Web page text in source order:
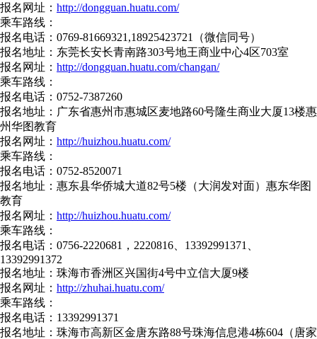
报名网址： http://dongguan.huatu.com/
乘车路线：
报名电话：0769-81669321,18925423721（微信同号）
报名地址：东莞长安长青南路303号地王商业中心4区703室
报名网址： http://dongguan.huatu.com/changan/
乘车路线：
报名电话：0752-7387260
报名地址：广东省惠州市惠城区麦地路60号隆生商业大厦13楼惠
州华图教育
报名网址： http://huizhou.huatu.com/
乘车路线：
报名电话：0752-8520071
报名地址：惠东县华侨城大道82号5楼（大润发对面）惠东华图
教育
报名网址： http://huizhou.huatu.com/
乘车路线：
报名电话：0756-2220681，2220816、13392991371、
13392991372
报名地址：珠海市香洲区兴国街4号中立信大厦9楼
报名网址： http://zhuhai.huatu.com/
乘车路线：
报名电话：13392991371
报名地址：珠海市高新区金唐东路88号珠海信息港4栋604（唐家